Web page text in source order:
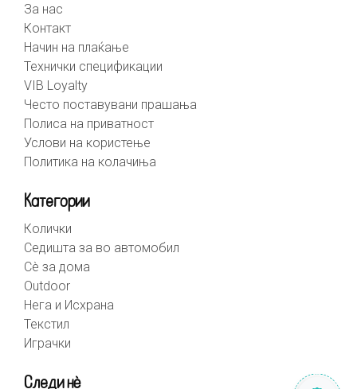
За нас
Контакт
Начин на плаќање
Технички спецификации
VIB Loyalty
Често поставувани прашања
Полиса на приватност
Услови на користење
Политика на колачиња
Категории
Колички
Седишта за во автомобил
Сè за дома
Outdoor
Нега и Исхрана
Текстил
Играчки
Следи нè